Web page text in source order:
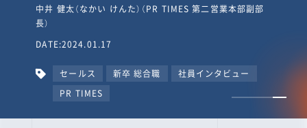
山田真輔（やまだ しんすけ）（執行役員 兼 Jooto事業部
長）
DATE:2023.09.08
カルチャー CxO キャリア入社 Jooto